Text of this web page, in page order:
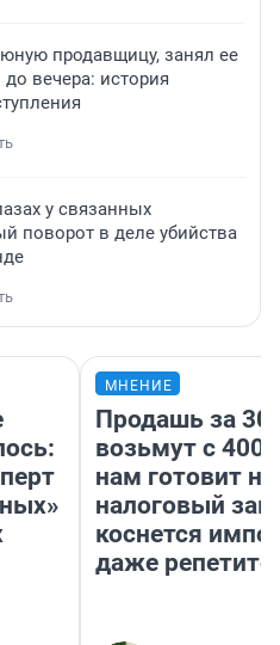
продавщицу, занял ее
вечера: история
у связанных
поворот в деле убийства
МНЕНИЕ
Продашь за
возьмут с
нам готовит
налоговый
коснется
даже